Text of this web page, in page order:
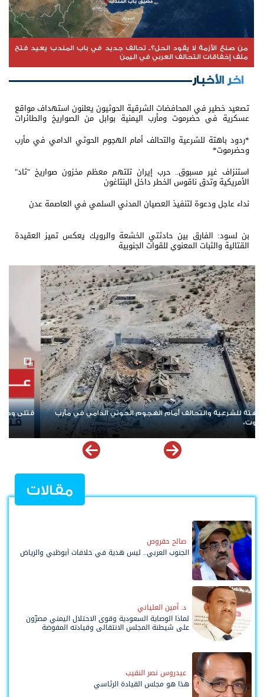
من صنع الأزمة لا يقود الحل؟.. تحالف جديد في باب المندب يعيد فتح
ملف إخفاقات التحالف العربي في اليمن
اخر الأخبار
تصعيد خطير في المحافضات الشرقية الحوثيون يعلنون استهداف مواقع
عسكرية في حضرموت ومأرب اليمنية بوابل من الصواريخ والطائرات
*ردود باهتة للشرعية والتحالف أمام الهجوم الحوثي الدامي في مأرب
وحضرموت*
استنزاف غير مسبوق.. حرب إيران تلتهم معظم مخزون صواريخ "ثاد"
الأمريكية وتدق ناقوس الخطر داخل البنتاغون
نداء عاجل ودعوة لتنفيذ العصيان المدني السلمي في العاصمة عدن
بن لسود: الفارق بين حادثتي الخشعة والرويك يعكس تميز العقيدة
القتالية والثبات المعنوي للقوات الجنوبية
بقصف جوي على مواقع الطوارئ اليمنية في العبر إيران
مقالات
صالح حقروص
الجنوب العربي.. ليس هدية في خلافات أبوظبي والرياض
د. أمين العلياني
لماذا الوصاية السعودية وقوى الاحتلال اليمني مصرّون
على شيطنة المجلس الانتقالي وقيادته المفوضة
عيدروس نصر النقيب
هذا هو مجلس القيادة الرئاسي